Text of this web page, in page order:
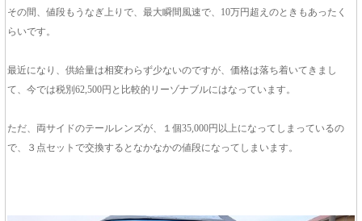
その間、値段もうなぎ上りで、最大瞬間風速で、10万円超えのときもあったく
らいです。
最近になり、供給量は相変わらず少ないのですが、価格は落ち着いてきまし
て、今では税別62,500円と比較的リーゾナブルにはなっています。
ただ、両サイドのテールレンズが、１個35,000円以上になってしまっているの
で、３点セットで交換するとなかなかの値段になってしまいます。